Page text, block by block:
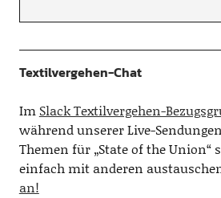
Textilvergehen-Chat
Im Slack Textilvergehen-
während unserer Live-
Themen für „State of the Union“
einfach mit anderen
an!